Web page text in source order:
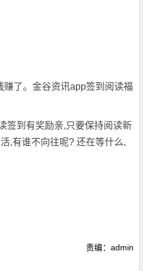
赚了。金谷资讯app签到阅读福
签到有奖励亲,只要保持阅读新
,有谁不向往呢? 还在等什么,
责编：admin